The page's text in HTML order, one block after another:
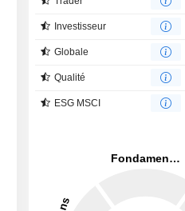
Investisseur
Globale
Qualité
ESG MSCI